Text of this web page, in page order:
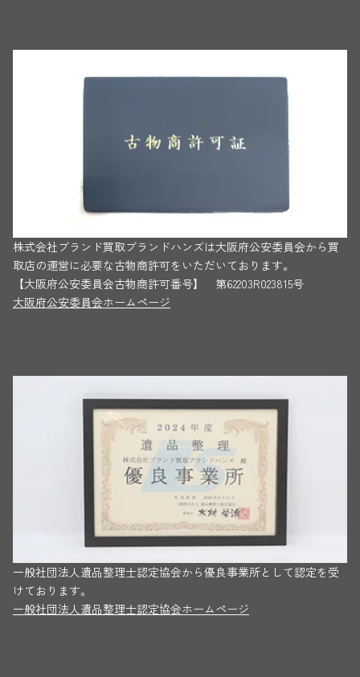
株式会社ブランド買取ブランドハンズは大阪府公安委員会から買
取店の運営に必要な古物商許可をいただいております。
【大阪府公安委員会古物商許可番号】 第62203R023815号
大阪府公安委員会ホームページ
一般社団法人遺品整理士認定協会から優良事業所として認定を受
けております。
一般社団法人遺品整理士認定協会ホームページ